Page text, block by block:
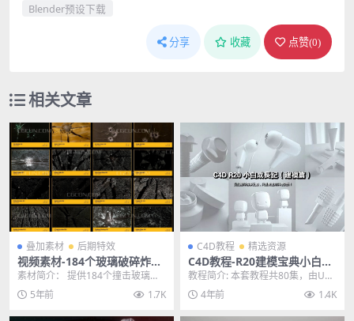
Blender预设下载
分享 收藏 点赞(0)
相关文章
叠加素材 后期特效
视频素材-184个玻璃破碎炸裂
撞击飞溅4K合成视频动画素材
素材简介： 提供184个撞击玻璃炸
裂破碎飞溅合成动画4K视频素材。
在Phanto...
5年前 1.7K
C4D教程 精选资源
C4D教程-R20建模宝典小白快
速入门中文手册教程80集
教程简介: 本套教程共80集，由UTV
章老师为零基础的学员量身打造，
结合C4D英...
4年前 1.4K